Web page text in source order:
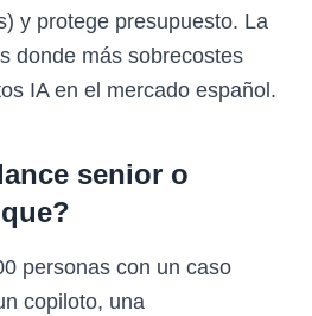
y protege presupuesto. La
donde más sobrecostes
IA en el mercado español.
senior o
personas con un caso
copiloto, una